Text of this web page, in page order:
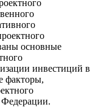
основные
инвестиций в
факторы,
Федерации.